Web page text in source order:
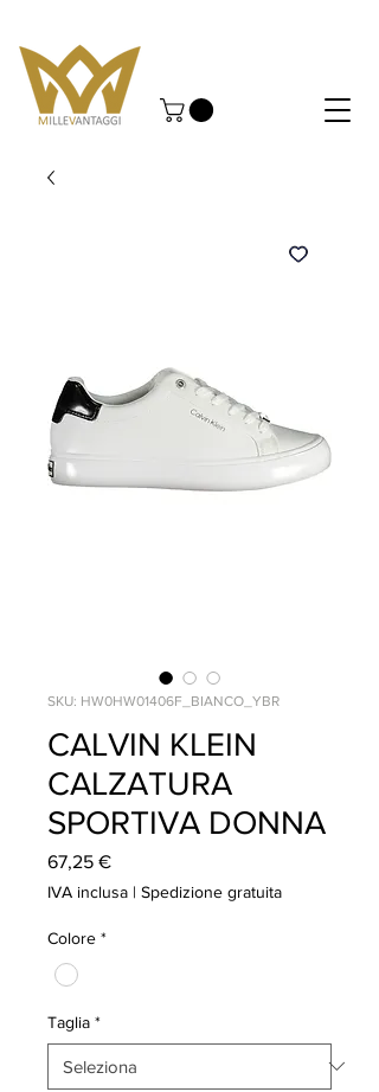
SKU: HW0HW01406F_BIANCO_YBR
CALVIN KLEIN
CALZATURA
SPORTIVA DONNA
67,25 €Prezzo
IVA inclusa | Spedizione gratuita
Colore *
Taglia *